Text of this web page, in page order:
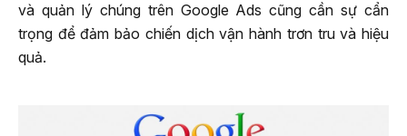
và quản lý chúng trên Google Ads cũng cần sự cẩn
trọng để đảm bảo chiến dịch vận hành trơn tru và hiệu
quả.